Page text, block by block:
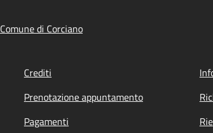
Comune di Corciano
Crediti
Prenotazione appuntamento
Pagamenti